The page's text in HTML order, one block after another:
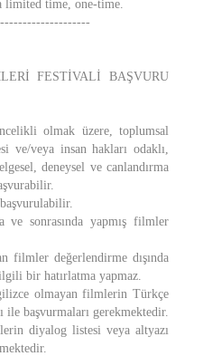
limited time, one-time.
FESTİVALİ BAŞVURU
olmak üzere, toplumsal
ve/veya insan hakları odaklı,
deneysel ve canlandırma
sonrasında yapmış filmler
filmler değerlendirme dışında
bir hatırlatma yapmaz.
olmayan filmlerin Türkçe
ile başvurmaları gerekmektedir.
diyalog listesi veya altyazı